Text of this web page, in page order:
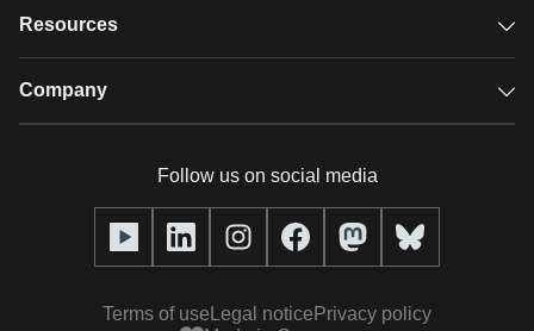
Glossary
GDPR video hosting
Resources
Case studies
alugha Academy
Company
Our team
Press (media kit)
Follow us on social media
Terms of use Legal notice Privacy policy